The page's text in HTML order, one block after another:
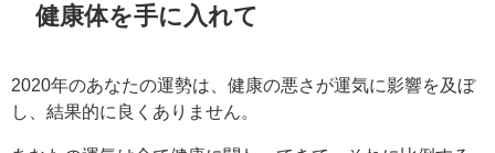
健康体を手に入れて
2020年のあなたの運勢は、健康の悪さが運気に影響を及ぼ
し、結果的に良くありません。